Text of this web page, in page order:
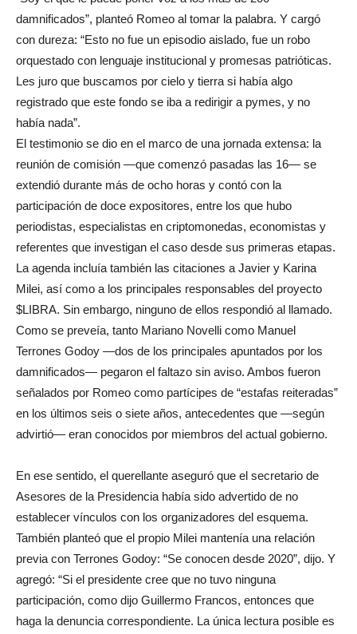
damnificados”, planteó Romeo al tomar la palabra. Y cargó
con dureza: “Esto no fue un episodio aislado, fue un robo
orquestado con lenguaje institucional y promesas patrióticas.
Les juro que buscamos por cielo y tierra si había algo
registrado que este fondo se iba a redirigir a pymes, y no
había nada”.
El testimonio se dio en el marco de una jornada extensa: la
reunión de comisión —que comenzó pasadas las 16— se
extendió durante más de ocho horas y contó con la
participación de doce expositores, entre los que hubo
periodistas, especialistas en criptomonedas, economistas y
referentes que investigan el caso desde sus primeras etapas.
La agenda incluía también las citaciones a Javier y Karina
Milei, así como a los principales responsables del proyecto
$LIBRA. Sin embargo, ninguno de ellos respondió al llamado.
Como se preveía, tanto Mariano Novelli como Manuel
Terrones Godoy —dos de los principales apuntados por los
damnificados— pegaron el faltazo sin aviso. Ambos fueron
señalados por Romeo como partícipes de “estafas reiteradas”
en los últimos seis o siete años, antecedentes que —según
advirtió— eran conocidos por miembros del actual gobierno.
En ese sentido, el querellante aseguró que el secretario de
Asesores de la Presidencia había sido advertido de no
establecer vínculos con los organizadores del esquema.
También planteó que el propio Milei mantenía una relación
previa con Terrones Godoy: “Se conocen desde 2020”, dijo. Y
agregó: “Si el presidente cree que no tuvo ninguna
participación, como dijo Guillermo Francos, entonces que
haga la denuncia correspondiente. La única lectura posible es